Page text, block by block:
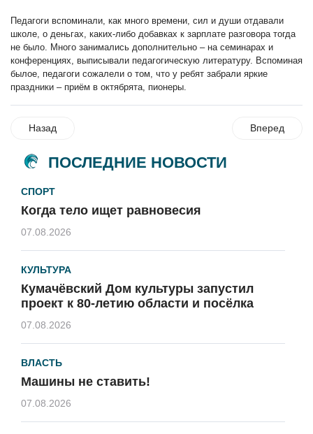
Педагоги вспоминали, как много времени, сил и души отдавали
школе, о деньгах, каких-либо добавках к зарплате разговора тогда
не было. Много занимались дополнительно – на семинарах и
конференциях, выписывали педагогическую литературу. Вспоминая
былое, педагоги сожалели о том, что у ребят забрали яркие
праздники – приём в октябрята, пионеры.
Назад Вперед
ПОСЛЕДНИЕ НОВОСТИ
СПОРТ
Когда тело ищет равновесия
07.08.2026
КУЛЬТУРА
Кумачёвский Дом культуры запустил
проект к 80-летию области и посёлка
07.08.2026
ВЛАСТЬ
Машины не ставить!
07.08.2026